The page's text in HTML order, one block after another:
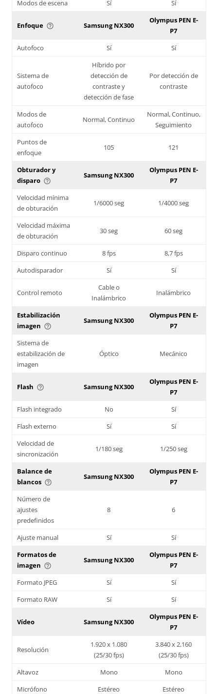
Modos de escena Sí Sí
Enfoque help_outline Samsung NX300
Olympus PEN E-
P7
Autofoco
Sí Sí
Sistema de
autofoco
Híbrido por
detección de
contraste y
detección de fase
Por detección de
contraste
Modos de
autofoco
Normal, Continuo
Normal, Continuo,
Seguimiento
Puntos de
enfoque
105 121
Obturador y
disparo help_outline
Samsung NX300
Olympus PEN E-
P7
Velocidad mínima
de obturación
1/6000 seg 1/4000 seg
Velocidad máxima
de obturación
30 seg 60 seg
Disparo continuo 8 fps
8,7 fps
Autodisparador
Sí Sí
Control remoto
Cable o
Inalámbrico
Inalámbrico
Estabilización
imagen help_outline
Samsung NX300
Olympus PEN E-
P7
Sistema de
estabilización de
imagen
Óptico Mecánico
Flash help_outline Samsung NX300
Olympus PEN E-
P7
Flash integrado
No
Sí
Flash externo
Sí
Sí
Velocidad de
sincronización
1/180 seg 1/250 seg
Balance de
blancos help_outline
Samsung NX300
Olympus PEN E-
P7
Número de
ajustes
predefinidos
8 6
Ajuste manual Sí
Sí
Formatos de
imagen help_outline
Samsung NX300
Olympus PEN E-
P7
Formato JPEG
Sí
Sí
Formato RAW
Sí Sí
Vídeo Samsung NX300
Olympus PEN E-
P7
Resolución
1.920 x 1.080
(25/30 fps)
3.840 x 2.160
(25/30 fps)
Altavoz
Mono
Mono
Micrófono
Estéreo
Estéreo